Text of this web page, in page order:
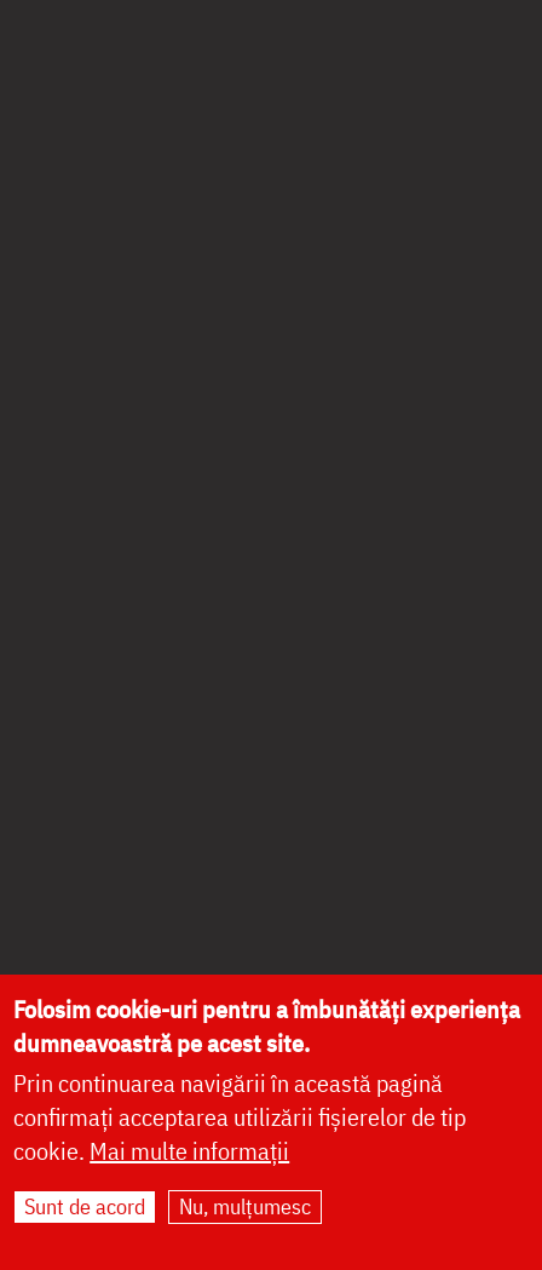
Folosim cookie-uri pentru a îmbunătăți experiența
dumneavoastră pe acest site.
Prin continuarea navigării în această pagină
confirmați acceptarea utilizării fișierelor de tip
cookie. Mai multe informații
Sunt de acord Nu, mulțumesc